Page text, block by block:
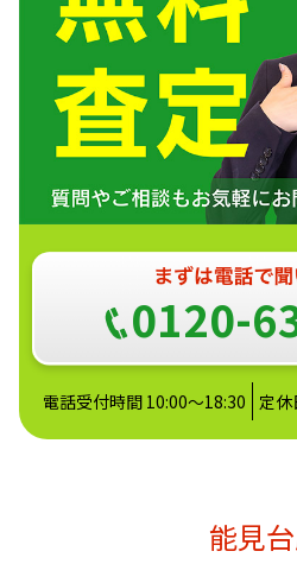
0120-
電話受付時間 10:00～18:30 定
能見